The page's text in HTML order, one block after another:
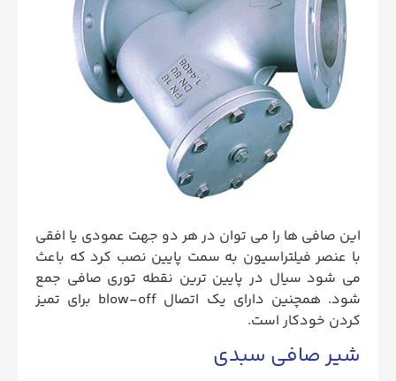
این صافی ها را می توان در هر دو جهت عمودی یا افقی
با عنصر فیلتراسیون به سمت پایین نصب کرد که باعث
می شود سیال در پایین ترین نقطه توری صافی جمع
شود. همچنین دارای یک اتصال blow-off برای تمیز
کردن خودکار است.
شیر صافی سبدی